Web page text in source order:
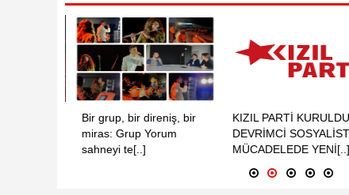
Bir grup, bir direniş, bir
miras: Grup Yorum
sahneyi te[..]
KIZIL PARTİ KURULDU:
DEVRİMCİ SOSYALİST
MÜCADELEDE YENİ[..]